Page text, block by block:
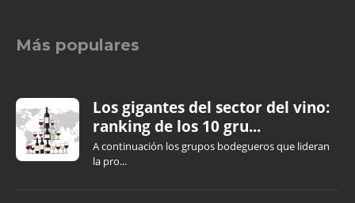
Más populares
Los gigantes del sector del vino:
ranking de los 10 gru...
A continuación los grupos bodegueros que lideran
la pro...